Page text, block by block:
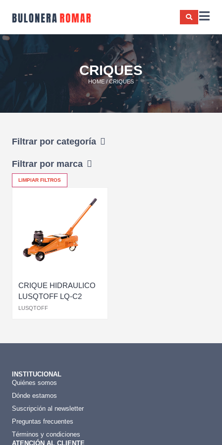
CRIQUES
HOME / CRIQUES
Filtrar por categoría
Filtrar por marca
LIMPIAR FILTROS
CRIQUE HIDRAULICO
LUSQTOFF LQ-C2
LUSQTOFF
INSTITUCIONAL
Quiénes somos
Dónde estamos
Suscripción al newsletter
Preguntas frecuentes
Términos y condiciones
ATENCIÓN AL CLIENTE